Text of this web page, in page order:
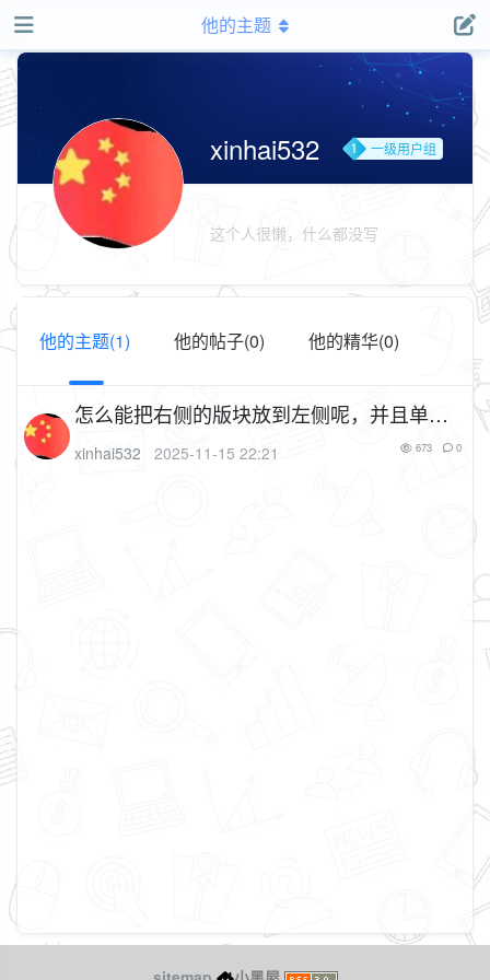
他的主题
xinhai532 一级用户组
这个人很懒，什么都没写
他的主题(1) 他的帖子(0) 他的精华(0)
怎么能把右侧的版块放到左侧呢，并且单列
显示呢
xinhai532 2025-11-15 22:21 673 0